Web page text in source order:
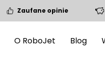
Zaufane opinie
O RoboJet Blog